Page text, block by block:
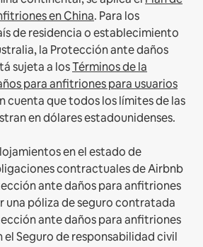
en China. Para los
de residencia o establecimiento
la Protección ante daños
sujeta a losTérminos de la
para anfitriones para usuarios
cuenta que todos los límites de las
en dólares estadounidenses.
en el estado de
contractuales de Airbnb
ante daños para anfitriones
una póliza de seguro contratada
ante daños para anfitriones
el Seguro de responsabilidad civil